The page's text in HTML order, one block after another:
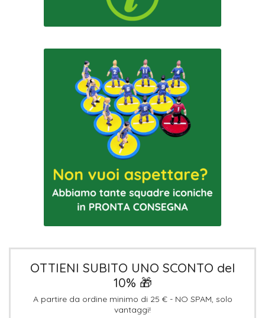
OTTIENI SUBITO UNO SCONTO del
10% 🎁
A partire da ordine minimo di 25 € - NO SPAM, solo
vantaggi!